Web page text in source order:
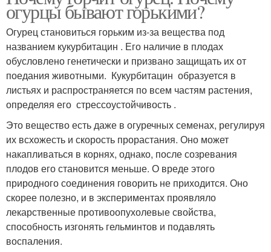
огурцы бывают горькими?
Огурец становиться горьким из-за вещества под
названием кукурбитацин . Его наличие в плодах
обусловлено генетически и призвано защищать их от
поедания животными. Кукурбитацин образуется в
листьях и распространяется по всем частям растения,
определяя его стрессоустойчивость .
Это вещество есть даже в огуречных семенах, регулируя
их всхожесть и скорость прорастания. Оно может
накапливаться в корнях, однако, после созревания
плодов его становится меньше. О вреде этого
природного соединения говорить не приходится. Оно
скорее полезно, и в экспериментах проявляло
лекарственные противоопухолевые свойства,
способность изгонять гельминтов и подавлять
воспаления.